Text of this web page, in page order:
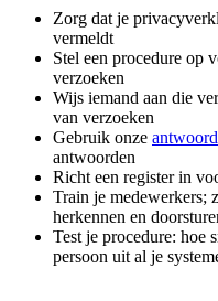
Zorg dat je
vermeldt
Stel een procedure op
verzoeken
Wijs iemand aan die
van verzoeken
Gebruik onze
antwoorden
Richt een register in
Train je medewerkers;
herkennen en
Test je procedure: hoe
persoon uit al je